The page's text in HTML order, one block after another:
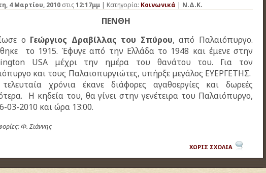
4 Μαρτίου, 2010 στις12:17μμ | Κατηγορία: Κοινωνικά | Ν.Δ.Κ.
ΠΕΝΘΗ
ο Γεώργιος Δραβίλλας του Σπύρου, από Παλαιόπυργο.
το 1915. Έφυγε από την Ελλάδα το 1948 και έμενε στην
USA μέχρι την ημέρα του θανάτου του. Για τον
και τους Παλαιοπυργιώτες, υπήρξε μεγάλος ΕΥΕΡΓΕΤΗΣ.
χρόνια έκανε διάφορες αγαθοεργίες και δωρεές
Η κηδεία του, θα γίνει στην γενέτειρα του Παλαιόπυργο,
03-2010 και ώρα 13:00.
Φ. Σιάννης
ΧΩΡΙΣ ΣΧΟΛΙΑ